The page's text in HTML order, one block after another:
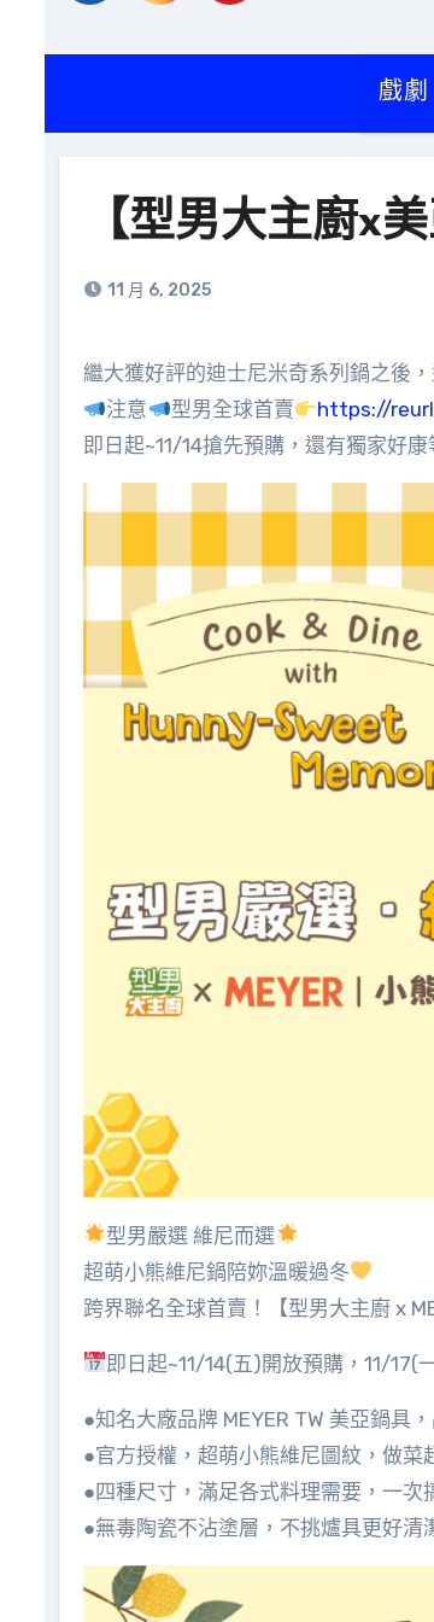
戲劇
【型男大主廚x
11 月 6, 2025
繼大獲好評的迪士尼米奇系列鍋之後
注意
型男全球首賣
https://
即日起~11/14搶先預購，還有獨家好康
型男嚴選 維尼而選
超萌小熊維尼鍋陪妳溫暖過冬
跨界聯名全球首賣！【型男大主廚 x
即日起~11/14(五)開放預購，11/17(
●知名大廠品牌 MEYER TW 美亞鍋具
●官方授權，超萌小熊維尼圖紋，做菜
●四種尺寸，滿足各式料理需要，一次
●無毒陶瓷不沾塗層，不挑爐具更好清